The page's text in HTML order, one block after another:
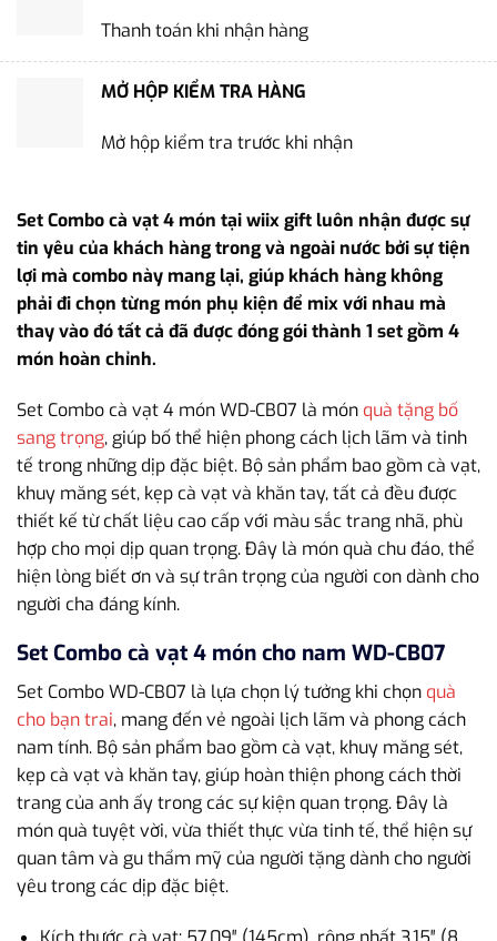
Thanh toán khi nhận hàng
MỞ HỘP KIỂM TRA HÀNG
Mở hộp kiểm tra trước khi nhận
Set Combo cà vạt 4 món tại wiix gift luôn nhận được sự
tin yêu của khách hàng trong và ngoài nước bởi sự tiện
lợi mà combo này mang lại, giúp khách hàng không
phải đi chọn từng món phụ kiện để mix với nhau mà
thay vào đó tất cả đã được đóng gói thành 1 set gồm 4
món hoàn chỉnh.
Set Combo cà vạt 4 món WD-CB07 là món quà tặng bố
sang trọng, giúp bố thể hiện phong cách lịch lãm và tinh
tế trong những dịp đặc biệt. Bộ sản phẩm bao gồm cà vạt,
khuy măng sét, kẹp cà vạt và khăn tay, tất cả đều được
thiết kế từ chất liệu cao cấp với màu sắc trang nhã, phù
hợp cho mọi dịp quan trọng. Đây là món quà chu đáo, thể
hiện lòng biết ơn và sự trân trọng của người con dành cho
người cha đáng kính.
Set Combo cà vạt 4 món cho nam WD-CB07
Set Combo WD-CB07 là lựa chọn lý tưởng khi chọn quà
cho bạn trai, mang đến vẻ ngoài lịch lãm và phong cách
nam tính. Bộ sản phẩm bao gồm cà vạt, khuy măng sét,
kẹp cà vạt và khăn tay, giúp hoàn thiện phong cách thời
trang của anh ấy trong các sự kiện quan trọng. Đây là
món quà tuyệt vời, vừa thiết thực vừa tinh tế, thể hiện sự
quan tâm và gu thẩm mỹ của người tặng dành cho người
yêu trong các dịp đặc biệt.